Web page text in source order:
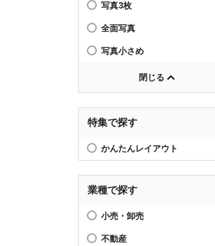
業種で探す
小売・卸売
不動産
写真3枚
全面写真
写真小さめ
閉じる
特集で探す
かんたんレイアウト